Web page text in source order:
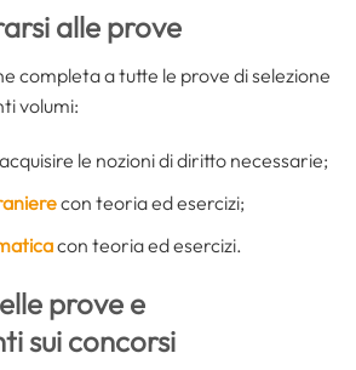
alle prove
completa a tutte le prove di selezione
volumi:
le nozioni di diritto necessarie;
con teoria ed esercizi;
con teoria ed esercizi.
prove e
sui concorsi